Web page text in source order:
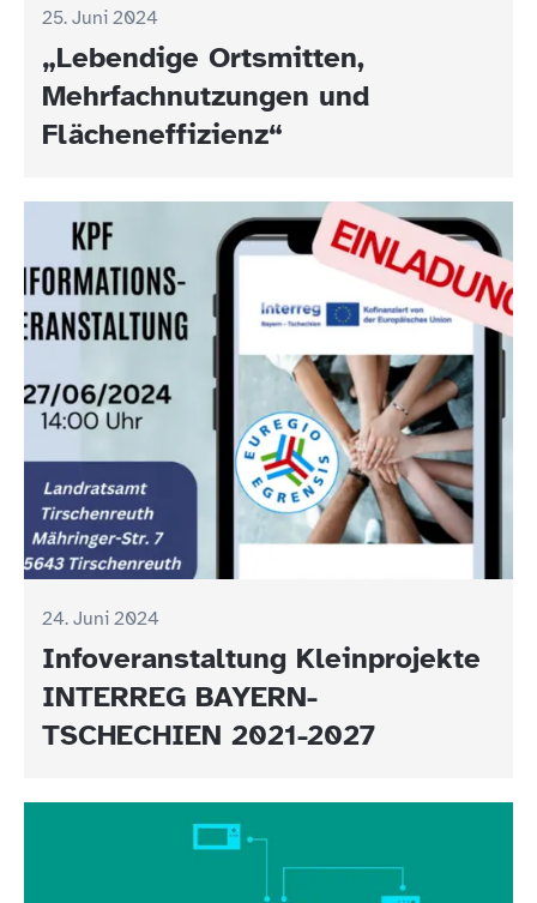
25. Juni 2024
„Lebendige Ortsmitten,
Mehrfachnutzungen und
Flächeneffizienz“
24. Juni 2024
Infoveranstaltung Kleinprojekte
INTERREG BAYERN-
TSCHECHIEN 2021-2027